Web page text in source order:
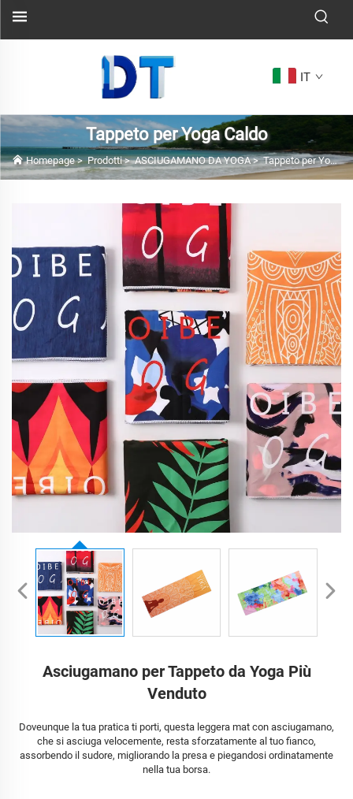
IT
Tappeto per Yoga Caldo
Homepage>Prodotti>ASCIUGAMANO DA YOGA>Tappeto per Yoga Caldo
Asciugamano per Tappeto da Yoga Più
Venduto
Doveunque la tua pratica ti porti, questa leggera mat con asciugamano,
che si asciuga velocemente, resta sforzatamente al tuo fianco,
assorbendo il sudore, migliorando la presa e piegandosi ordinatamente
nella tua borsa.